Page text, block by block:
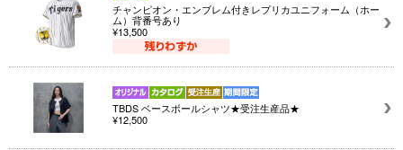
チャンピオン・エンブレム付きレプリカユニフォーム（ホー
ム）背番号あり
¥13,500
TBDS ベースボールシャツ★受注生産品★
¥12,500